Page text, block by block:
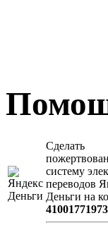
Сделать
систeму
пeрeводов
Деньги на